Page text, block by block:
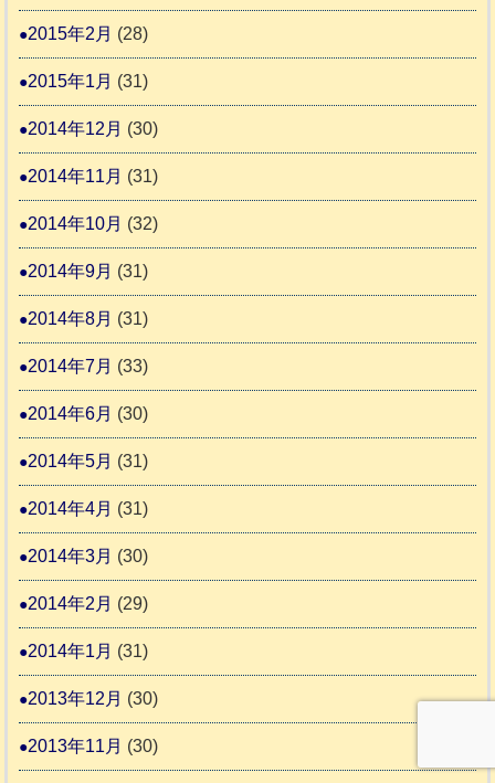
2015年2月 (28)
2015年1月 (31)
2014年12月 (30)
2014年11月 (31)
2014年10月 (32)
2014年9月 (31)
2014年8月 (31)
2014年7月 (33)
2014年6月 (30)
2014年5月 (31)
2014年4月 (31)
2014年3月 (30)
2014年2月 (29)
2014年1月 (31)
2013年12月 (30)
2013年11月 (30)